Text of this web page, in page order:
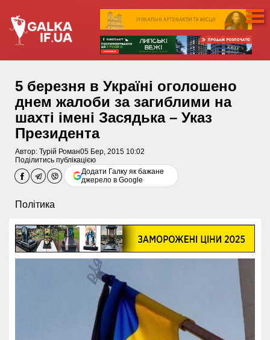
5 березня в Україні оголошено
днем жалоби за загиблими на
шахті імені Засядька – Указ
Президента
Автор: Турій Роман05 Бер, 2015 10:02
Поділитись публікацією
Додати Галку як бажане
джерело в Google
Політика